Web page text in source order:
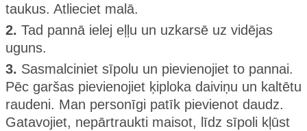
taukus. Atlieciet malā.
2. Tad pannā ielej eļļu un uzkarsē uz vidējas
uguns.
3. Sasmalciniet sīpolu un pievienojiet to pannai.
Pēc garšas pievienojiet ķiploka daiviņu un kaltētu
raudeni. Man personīgi patīk pievienot daudz.
Gatavojiet, nepārtraukti maisot, līdz sīpoli kļūst